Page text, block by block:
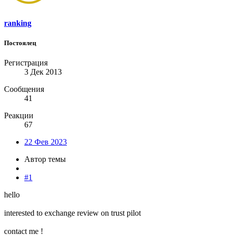
ranking
Постоялец
Регистрация
3 Дек 2013
Сообщения
41
Реакции
67
22 Фев 2023
Автор темы
#1
hello
interested to exchange review on trust pilot
contact me !